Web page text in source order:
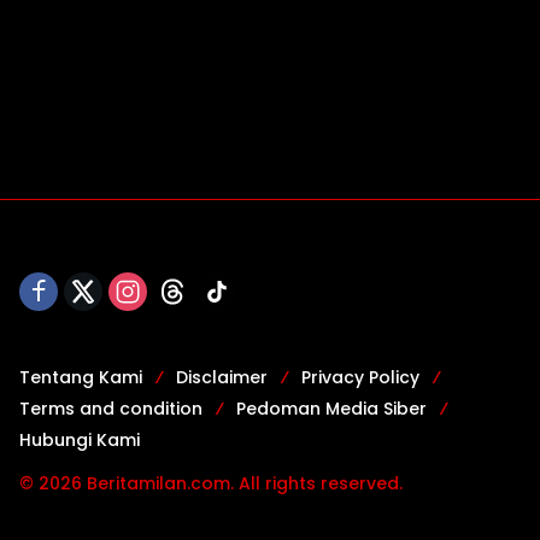
Tentang Kami Disclaimer
Privacy Policy
Terms and condition
Pedoman Media Siber
Hubungi Kami
© 2026 Beritamilan.com. All rights reserved.